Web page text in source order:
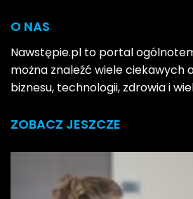
O NAS
Nawstępie.pl to portal
można znaleźć wiele ciekawych
biznesu, technologii, zdrowia i
ZOBACZ JESZCZE